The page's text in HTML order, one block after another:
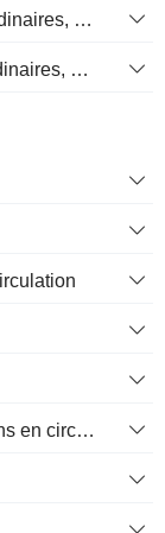
Résultat net pour les actionnaires ordinaires, éléments exceptionnels inclus.
Revenu net pour les actionnaires ordinaires, hors éléments exceptionnelsRésultat net pour les actionnaires ordinaires, éléments exceptionnels exclus.
Moyenne pondérée diluée des actions en circulation